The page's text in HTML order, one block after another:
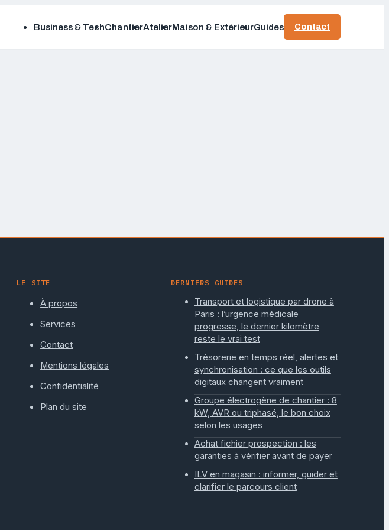
Business & TechChantierAtelierMaison & ExtérieurGuides Contact
LE SITE
À propos
Services
Contact
Mentions légales
Confidentialité
Plan du site
DERNIERS GUIDES
Transport et logistique par drone à
Paris : l’urgence médicale
progresse, le dernier kilomètre
reste le vrai test
Trésorerie en temps réel, alertes et
synchronisation : ce que les outils
digitaux changent vraiment
Groupe électrogène de chantier : 8
kW, AVR ou triphasé, le bon choix
selon les usages
Achat fichier prospection : les
garanties à vérifier avant de payer
ILV en magasin : informer, guider et
clarifier le parcours client